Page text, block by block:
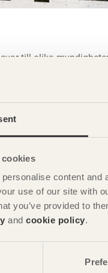
content
use of our site with
you’ve provided to
and cookie policy.
till olika